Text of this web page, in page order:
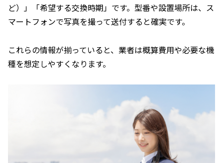
ど）」「希望する交換時期」です。型番や設置場所は、ス
マートフォンで写真を撮って送付すると確実です。
これらの情報が揃っていると、業者は概算費用や必要な機
種を想定しやすくなります。